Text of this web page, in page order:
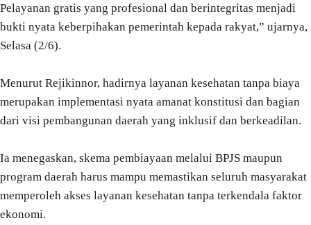
Pelayanan gratis yang profesional dan berintegritas menjadi
bukti nyata keberpihakan pemerintah kepada rakyat,” ujarnya,
Selasa (2/6).
Menurut Rejikinnor, hadirnya layanan kesehatan tanpa biaya
merupakan implementasi nyata amanat konstitusi dan bagian
dari visi pembangunan daerah yang inklusif dan berkeadilan.
Ia menegaskan, skema pembiayaan melalui BPJS maupun
program daerah harus mampu memastikan seluruh masyarakat
memperoleh akses layanan kesehatan tanpa terkendala faktor
ekonomi.